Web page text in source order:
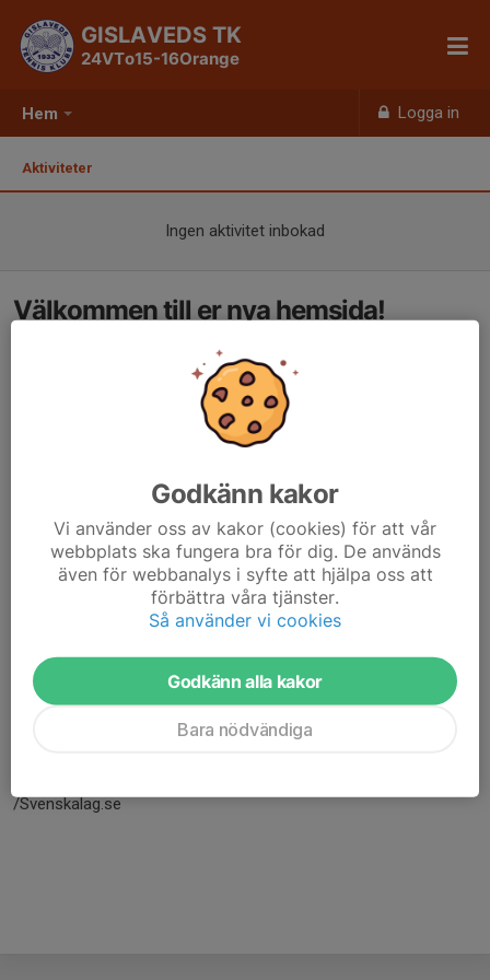
Hem Logga in
GISLAVEDS TK
24VTo15-16Orange
Aktiviteter
Ingen aktivitet inbokad
Välkommen till er nya hemsida!
Här hamnar automatiskt de senaste nyheterna på hemsidan. För
att kunna börja administrera hemsidan loggar du in högst upp till
/Svenskalag.se
Godkänn kakor
Vi använder oss av kakor (cookies) för att vår
webbplats ska fungera bra för dig. De används
även för webbanalys i syfte att hjälpa oss att
förbättra våra tjänster.
Så använder vi cookies
Godkänn alla kakor
Bara nödvändiga